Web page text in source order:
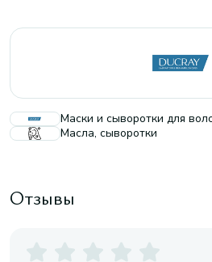
Маски и сыворотки для
Масла, сыворотки
Отзывы